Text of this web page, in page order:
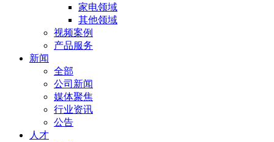
家电领域
其他领域
视频案例
产品服务
新闻
全部
公司新闻
媒体聚焦
行业资讯
公告
人才